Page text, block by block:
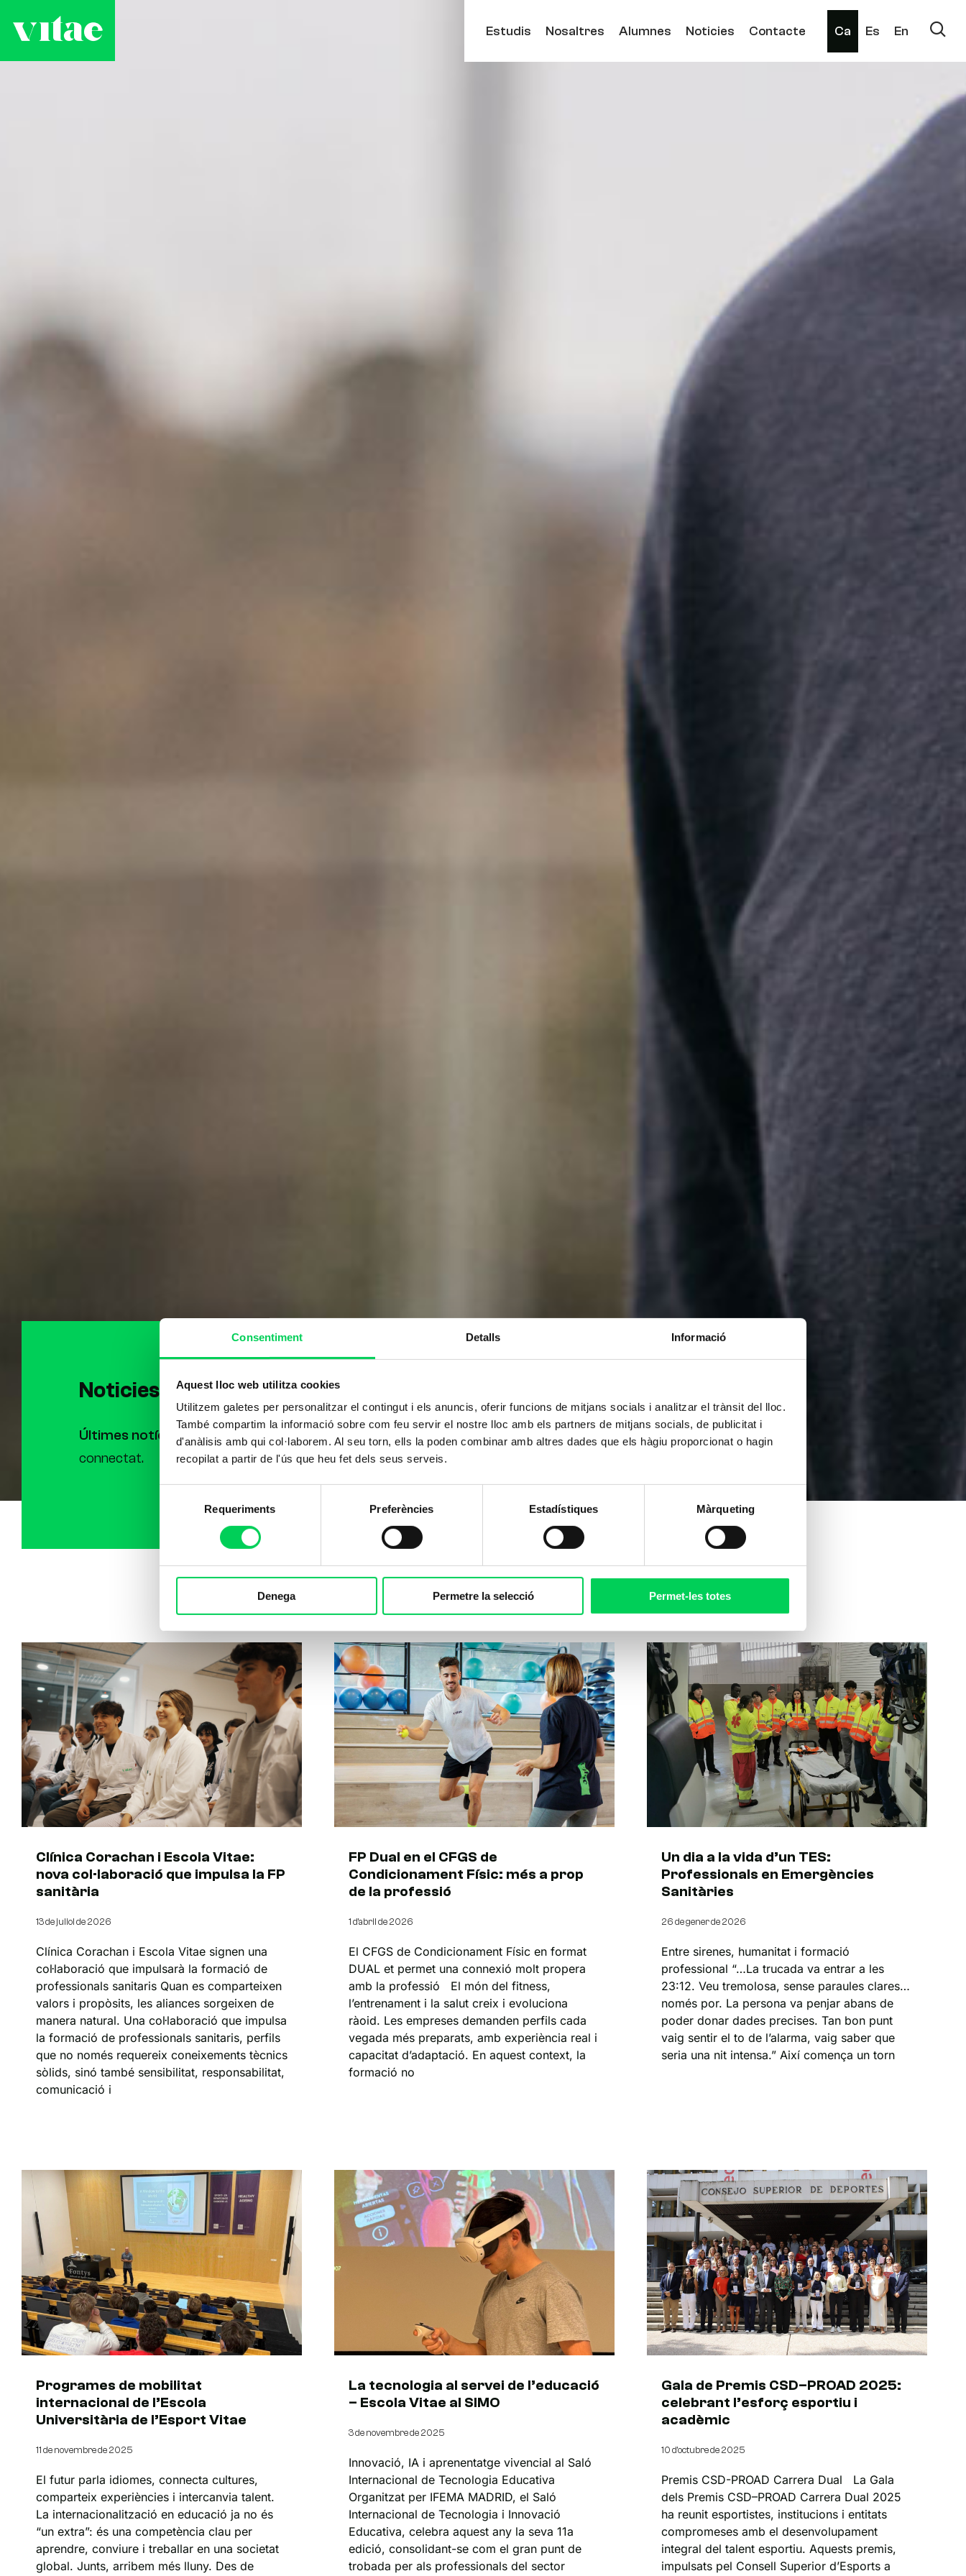
Consentiment Detalls Informació
Aquest lloc web utilitza cookies
Utilitzem galetes per personalitzar el contingut i els anuncis, oferir funcions de mitjans socials i analitzar el trànsit del lloc.
També compartim la informació sobre com feu servir el nostre lloc amb els partners de mitjans socials, de publicitat i
d'anàlisis amb qui col·laborem. Al seu torn, ells la poden combinar amb altres dades que els hàgiu proporcionat o hagin
recopilat a partir de l'ús que heu fet dels seus serveis.
consentiment
Requeriments Preferències Estadístiques Màrqueting
Denega Permetre la selecció Permet-les totes
Estudis Nosaltres Alumnes Noticies Contacte Ca Es En
Noticies
Últimes notícies i esdeveniments a Vitae: mantingues
connectat.
Clínica Corachan i Escola Vitae:
nova col·laboració que impulsa la FP
sanitària
13 de juliol de 2026
Clínica Corachan i Escola Vitae signen una
col·laboració que impulsarà la formació de
professionals sanitaris Quan es comparteixen
valors i propòsits, les aliances sorgeixen de
manera natural. Una col·laboració que impulsa
la formació de professionals sanitaris, perfils
que no només requereix coneixements tècnics
sòlids, sinó també sensibilitat, responsabilitat,
comunicació i
FP Dual en el CFGS de
Condicionament Físic: més a prop
de la professió
1 d'abril de 2026
El CFGS de Condicionament Físic en format
DUAL et permet una connexió molt propera
amb la professió El món del fitness,
l’entrenament i la salut creix i evoluciona
ràoid. Les empreses demanden perfils cada
vegada més preparats, amb experiència real i
capacitat d’adaptació. En aquest context, la
formació no
Un dia a la vida d’un TES:
Professionals en Emergències
Sanitàries
26 de gener de 2026
Entre sirenes, humanitat i formació
professional “…La trucada va entrar a les
23:12. Veu tremolosa, sense paraules clares…
només por. La persona va penjar abans de
poder donar dades precises. Tan bon punt
vaig sentir el to de l’alarma, vaig saber que
seria una nit intensa.” Així comença un torn
Programes de mobilitat
internacional de l’Escola
Universitària de l’Esport Vitae
11 de novembre de 2025
El futur parla idiomes, connecta cultures,
comparteix experiències i intercanvia talent.
La internacionalització en educació ja no és
“un extra”: és una competència clau per
aprendre, conviure i treballar en una societat
global. Junts, arribem més lluny. Des de
La tecnologia al servei de l’educació
– Escola Vitae al SIMO
3 de novembre de 2025
Innovació, IA i aprenentatge vivencial al Saló
Internacional de Tecnologia Educativa
Organitzat per IFEMA MADRID, el Saló
Internacional de Tecnologia i Innovació
Educativa, celebra aquest any la seva 11a
edició, consolidant-se com el gran punt de
trobada per als professionals del sector
Gala de Premis CSD–PROAD 2025:
celebrant l’esforç esportiu i
acadèmic
10 d'octubre de 2025
Premis CSD-PROAD Carrera Dual La Gala
dels Premis CSD–PROAD Carrera Dual 2025
ha reunit esportistes, institucions i entitats
compromeses amb el desenvolupament
integral del talent esportiu. Aquests premis,
impulsats pel Consell Superior d’Esports a